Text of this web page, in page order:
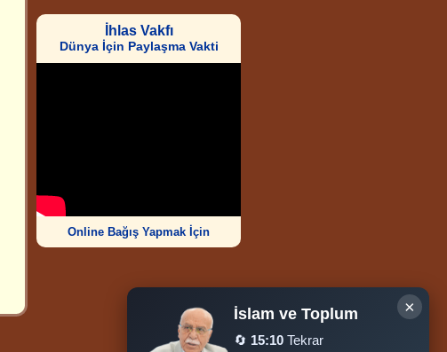
İhlas Vakfı
Dünya İçin Paylaşma Vakti
Online Bağış Yapmak İçin
Ziyaretçi Sayısı
252.014.976
×
İslam ve Toplum
🔄 15:10 Tekrar